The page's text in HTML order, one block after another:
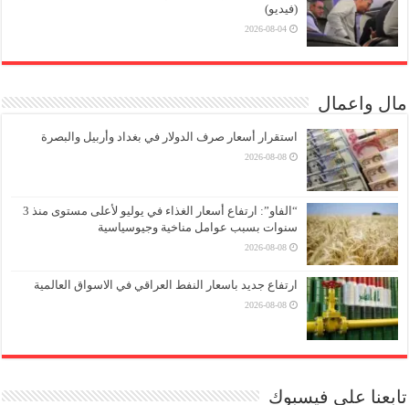
(فيديو)
2026-08-04
مال واعمال
استقرار أسعار صرف الدولار في بغداد وأربيل والبصرة
2026-08-08
“الفاو”: ارتفاع أسعار الغذاء في يوليو لأعلى مستوى منذ 3
سنوات بسبب عوامل مناخية وجيوسياسية
2026-08-08
ارتفاع جديد باسعار النفط العراقي في الاسواق العالمية
2026-08-08
تابعنا على فيسبوك